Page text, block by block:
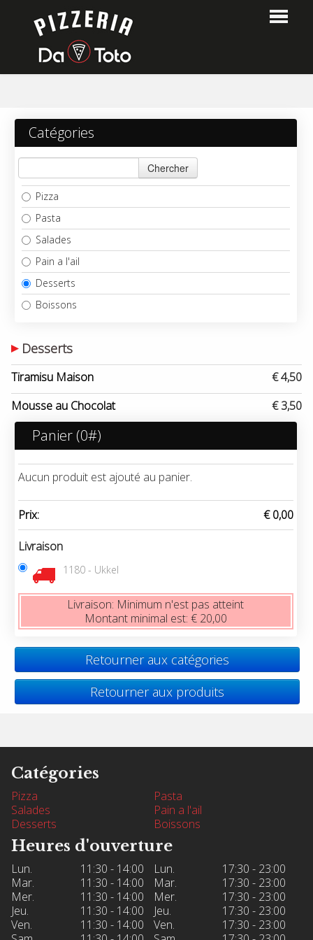
Commander
Menu
Login
Contact
Catégories
Chercher
Pizza
Pasta
Salades
Pain a l'ail
Desserts
Boissons
Desserts
Tiramisu Maison
€ 4,50
Mousse au Chocolat
€ 3,50
Panier (0#)
Aucun produit est ajouté au panier.
Prix: € 0,00
Livraison
1180 - Ukkel
Livraison: Minimum n'est pas atteint
Montant minimal est: € 20,00
Retourner aux catégories
Retourner aux produits
Catégories
Pizza
Pasta
Salades
Pain a l'ail
Desserts
Boissons
Heures d'ouverture
Lun. 11:30 - 14:00 Lun.
17:30 - 23:00
Mar.
11:30 - 14:00 Mar.
17:30 - 23:00
Mer.
11:30 - 14:00 Mer.
17:30 - 23:00
Jeu.
11:30 - 14:00 Jeu.
17:30 - 23:00
Ven.
11:30 - 14:00 Ven.
17:30 - 23:00